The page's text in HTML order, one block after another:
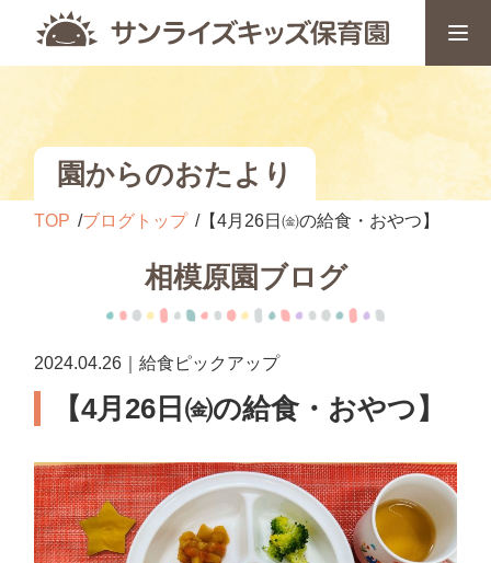
園からのおたより
TOP ブログトップ 【4月26日㈮の給食・おやつ】
相模原園ブログ
2024.04.26｜給食ピックアップ
【4月26日㈮の給食・おやつ】